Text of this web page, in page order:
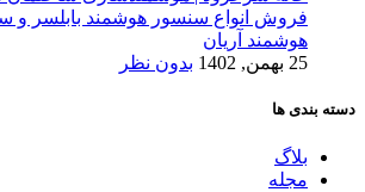
فروش انواع سنسور هوشمند بابلسر و
هوشمند آریان
25 بهمن, 1402
بدون نظر
دسته بندی ها
بلاگ
مجله